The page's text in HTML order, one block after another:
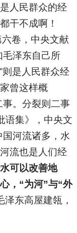
人民群众的经
干不成啊！
卷，中央文献
泽东自己所
则是人民群众经
曾这样概
事。分裂则二事
语集》，中央文
河流诸多，水
流也是人们经
可以改善地
，“为河”与“外
泽东高屋建瓴，